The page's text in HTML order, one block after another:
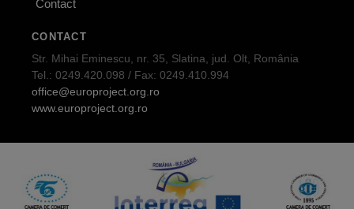
Contact
CONTACT
Str. Mihai Eminescu, nr. 35, Slatina, jud. Olt, România
Tel.: 0249.420.098 / Fax: 0249.410.994
office@europroject.org.ro
www.europroject.org.ro